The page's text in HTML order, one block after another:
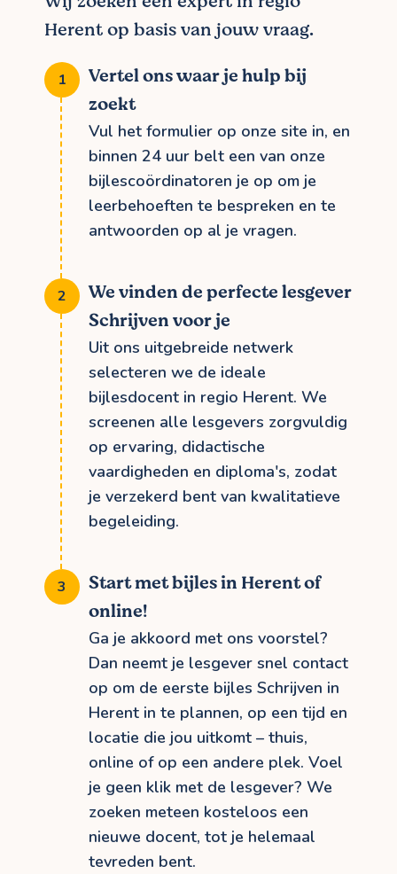
Herent op basis van jouw vraag.
Vertel ons waar je hulp bij
zoekt
Vul het formulier op onze site in, en
binnen 24 uur belt een van onze
bijlescoördinatoren je op om je
leerbehoeften te bespreken en te
antwoorden op al je vragen.
We vinden de perfecte lesgever
Schrijven voor je
Uit ons uitgebreide netwerk
selecteren we de ideale
bijlesdocent in regio Herent. We
screenen alle lesgevers zorgvuldig
op ervaring, didactische
vaardigheden en diploma's, zodat
je verzekerd bent van kwalitatieve
begeleiding.
Start met bijles in Herent of
online!
Ga je akkoord met ons voorstel?
Dan neemt je lesgever snel contact
op om de eerste bijles Schrijven in
Herent in te plannen, op een tijd en
locatie die jou uitkomt – thuis,
online of op een andere plek. Voel
je geen klik met de lesgever? We
zoeken meteen kosteloos een
nieuwe docent, tot je helemaal
tevreden bent.